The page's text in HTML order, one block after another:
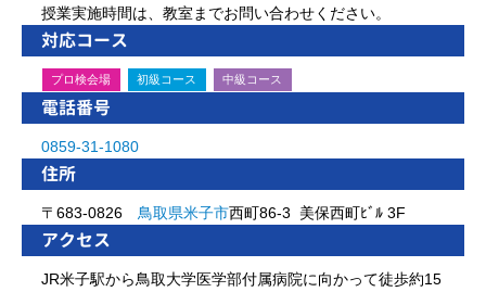
授業実施時間は、教室までお問い合わせください。
対応コース
プロ検会場 初級コース 中級コース
電話番号
0859-31-1080
住所
〒683-0826 鳥取県米子市西町86-3 美保西町ﾋﾞﾙ 3F
アクセス
JR米子駅から鳥取大学医学部付属病院に向かって徒歩約15